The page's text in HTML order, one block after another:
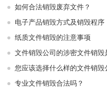
如何合法销毁废弃文件？
电子产品销毁方式及销毁程序
纸质文件销毁的注意事项
文件销毁公司的涉密文件销毁
您应该选择什么样的文件销毁
专业文件销毁合法吗？